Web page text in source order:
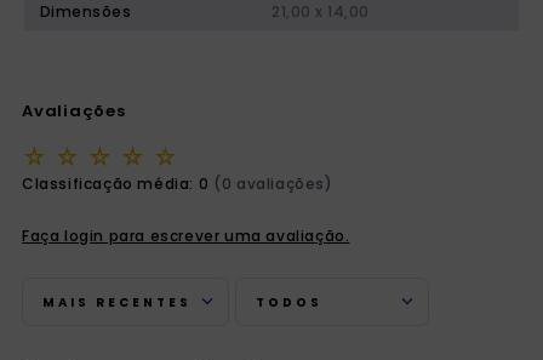
Dimensões 21,00 x 14,00
Avaliações
☆ ☆ ☆ ☆ ☆
Classificação média: 0 (0 avaliações)
Faça login para escrever uma avaliação.
MAIS RECENTES TODOS